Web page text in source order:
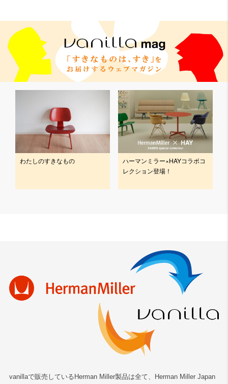
vanillaで販売しているHerman Miller製品は全て、Herman Miller Japan